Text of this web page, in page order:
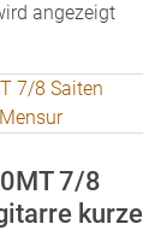
angezeigt
7/8
kurze